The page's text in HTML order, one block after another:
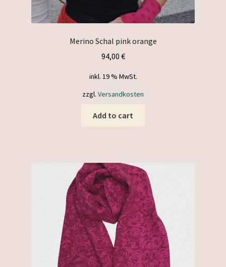
Merino Schal pink orange
94,00 €
inkl. 19 % MwSt.
zzgl. Versandkosten
Add to cart